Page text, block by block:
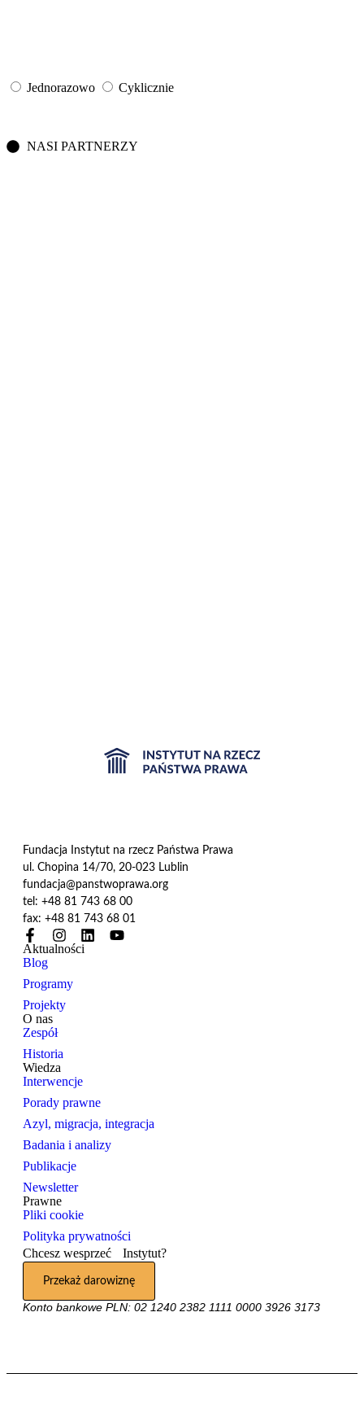
Jednorazowo Cyklicznie
NASI PARTNERZY
Fundacja Instytut na rzecz Państwa Prawa
ul. Chopina 14/70, 20-023 Lublin
fundacja@panstwoprawa.org
tel: +48 81 743 68 00
fax: +48 81 743 68 01
Aktualności
Blog
Programy
Projekty
O nas
Zespół
Historia
Wiedza
Interwencje
Porady prawne
Azyl, migracja, integracja
Badania i analizy
Publikacje
Newsletter
Prawne
Pliki cookie
Polityka prywatności
Chcesz wesprzeć Instytut?
Przekaż darowiznę
Konto bankowe PLN: 02 1240 2382 1111 0000 3926 3173